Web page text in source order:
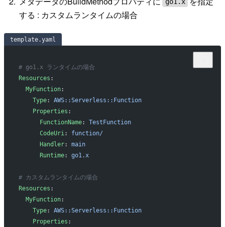
する : カスタムランタイムの場合
template.yaml
# go1.x ランタイムの場合
Resources :
  MyFunction
:
    Type
: AWS::Serverless::Function
    Properties
:
      FunctionName
: TestFunction
      CodeUri
: function/
      Handler
: main
      Runtime
: go1.x
# カスタムランタイムの場合
Resources :
  MyFunction
:
    Type
: AWS::Serverless::Function
    Properties
: